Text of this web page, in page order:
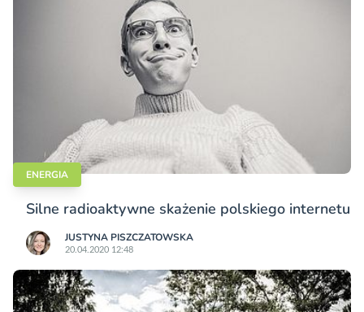
ENERGIA
Silne radioaktywne skażenie polskiego internetu
JUSTYNA PISZCZATOWSKA
20.04.2020 12:48